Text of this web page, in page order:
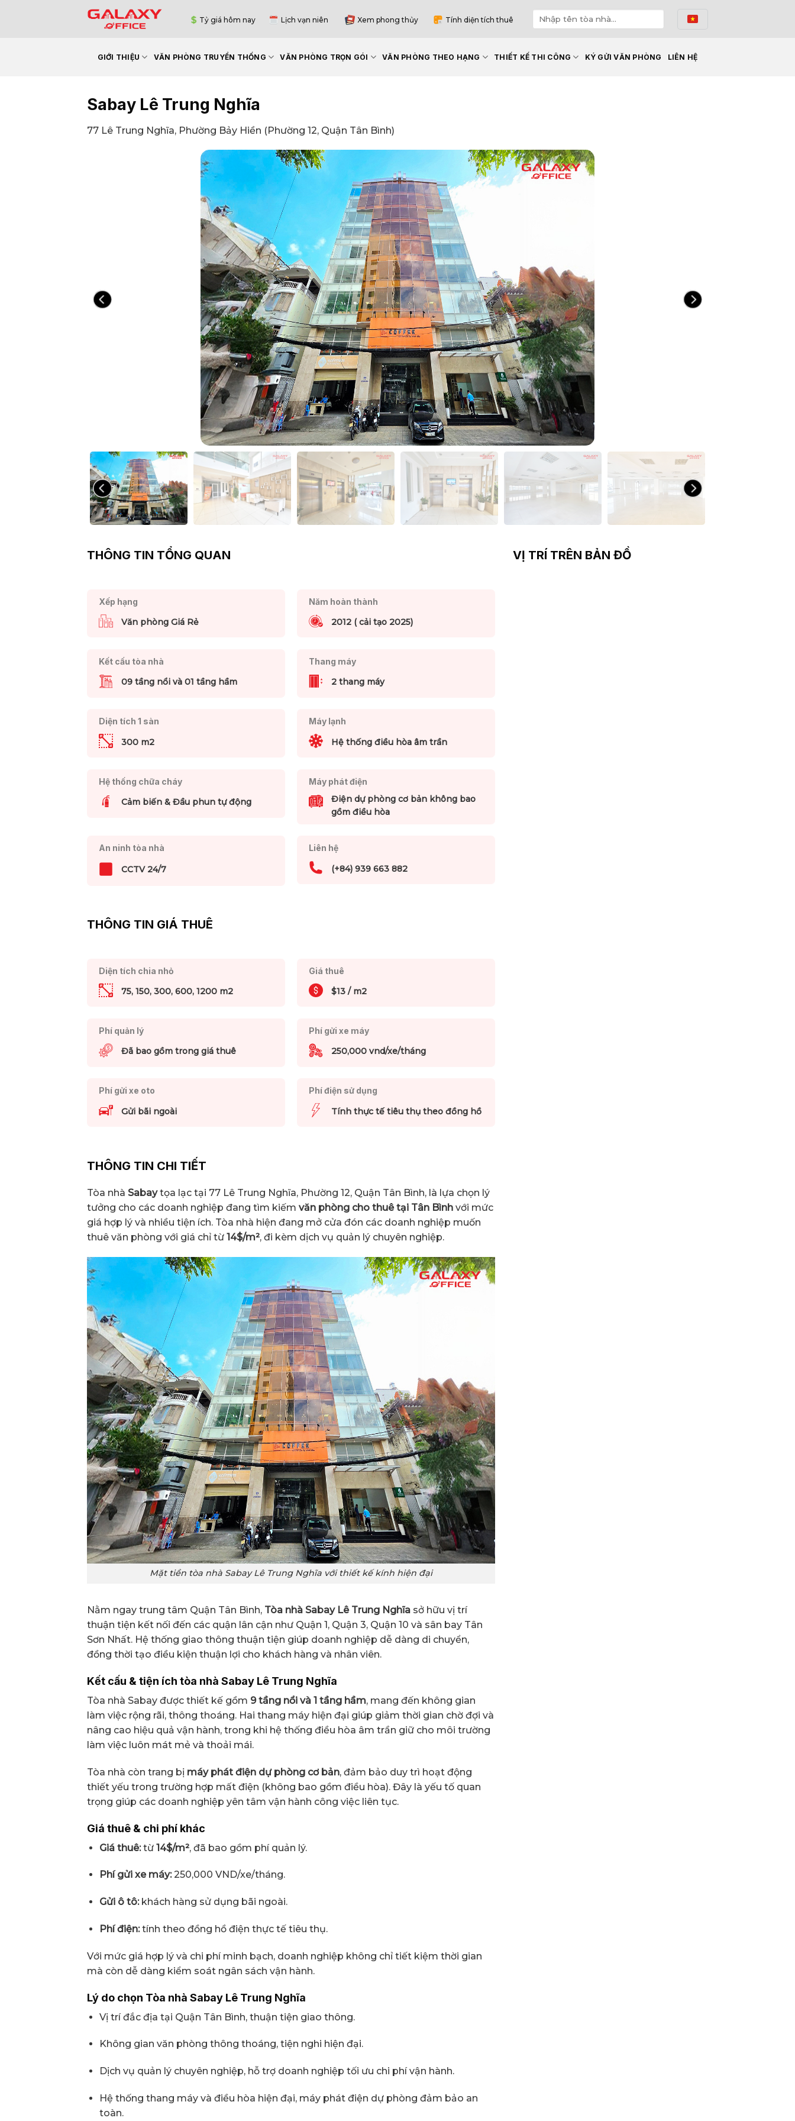
Tỷ giá hôm nay Lịch vạn niên Xem phong thủy Tính diện tích thuê
GIỚI THIỆU VĂN PHÒNG TRUYỀN THỐNG VĂN PHÒNG TRỌN GÓI VĂN PHÒNG THEO HẠNG THIẾT KẾ THI CÔNG KÝ GỬI VĂN PHÒNG LIÊN HỆ
Sabay Lê Trung Nghĩa
77 Lê Trung Nghĩa, Phường Bảy Hiền (Phường 12, Quận Tân Bình)
THÔNG TIN TỔNG QUAN
Xếp hạng
Văn phòng Giá Rẻ
Năm hoàn thành
2012 ( cải tạo 2025)
Kết cấu tòa nhà
09 tầng nổi và 01 tầng hầm
Thang máy
2 thang máy
Diện tích 1 sàn
300 m2
Máy lạnh
Hệ thống điều hòa âm trần
Hệ thống chữa cháy
Cảm biến & Đầu phun tự động
Máy phát điện
Điện dự phòng cơ bản không bao
gồm điều hòa
An ninh tòa nhà
CCTV 24/7
Liên hệ
(+84) 939 663 882
THÔNG TIN GIÁ THUÊ
Diện tích chia nhỏ
75, 150, 300, 600, 1200 m2
Giá thuê
$13 / m2
Phí quản lý
Đã bao gồm trong giá thuê
Phí gửi xe máy
250,000 vnd/xe/tháng
Phí gửi xe oto
Gửi bãi ngoài
Phí điện sử dụng
Tính thực tế tiêu thụ theo đồng hồ
THÔNG TIN CHI TIẾT
Tòa nhà Sabaytọa lạc tại 77 Lê Trung Nghĩa, Phường 12, Quận Tân Bình, là lựa chọn lý
tưởng cho các doanh nghiệp đang tìm kiếm văn phòng cho thuê tại Tân Bình với mức
giá hợp lý và nhiều tiện ích. Tòa nhà hiện đang mở cửa đón các doanh nghiệp muốn
thuê văn phòng với giá chỉ từ 14$/m², đi kèm dịch vụ quản lý chuyên nghiệp.
Mặt tiền tòa nhà Sabay Lê Trung Nghĩa với thiết kế kính hiện đại
Nằm ngay trung tâm Quận Tân Bình, Tòa nhà Sabay Lê Trung Nghĩa sở hữu vị trí
thuận tiện kết nối đến các quận lân cận như Quận 1, Quận 3, Quận 10 và sân bay Tân
Sơn Nhất. Hệ thống giao thông thuận tiện giúp doanh nghiệp dễ dàng di chuyển,
đồng thời tạo điều kiện thuận lợi cho khách hàng và nhân viên.
Kết cấu & tiện ích tòa nhà Sabay Lê Trung Nghĩa
Tòa nhà Sabay được thiết kế gồm 9 tầng nổi và 1 tầng hầm, mang đến không gian
làm việc rộng rãi, thông thoáng. Hai thang máy hiện đại giúp giảm thời gian chờ đợi và
nâng cao hiệu quả vận hành, trong khi hệ thống điều hòa âm trần giữ cho môi trường
làm việc luôn mát mẻ và thoải mái.
Tòa nhà còn trang bị máy phát điện dự phòng cơ bản, đảm bảo duy trì hoạt động
thiết yếu trong trường hợp mất điện (không bao gồm điều hòa). Đây là yếu tố quan
trọng giúp các doanh nghiệp yên tâm vận hành công việc liên tục.
Giá thuê & chi phí khác
Giá thuê:từ 14$/m², đã bao gồm phí quản lý.
Phí gửi xe máy:250,000 VND/xe/tháng.
Gửi ô tô:khách hàng sử dụng bãi ngoài.
Phí điện:tính theo đồng hồ điện thực tế tiêu thụ.
Với mức giá hợp lý và chi phí minh bạch, doanh nghiệp không chỉ tiết kiệm thời gian
mà còn dễ dàng kiểm soát ngân sách vận hành.
Lý do chọn Tòa nhà Sabay Lê Trung Nghĩa
Vị trí đắc địa tại Quận Tân Bình, thuận tiện giao thông.
Không gian văn phòng thông thoáng, tiện nghi hiện đại.
Dịch vụ quản lý chuyên nghiệp, hỗ trợ doanh nghiệp tối ưu chi phí vận hành.
Hệ thống thang máy và điều hòa hiện đại, máy phát điện dự phòng đảm bảo an
toàn.
VỊ TRÍ TRÊN BẢN ĐỒ